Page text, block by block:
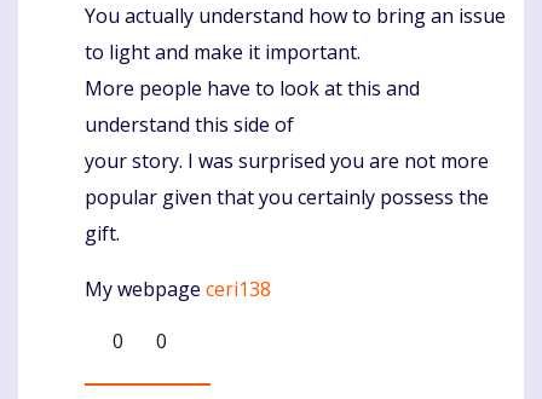
You actually understand how to bring an issue
to light and make it important.
More people have to look at this and
understand this side of
your story. I was surprised you are not more
popular given that you certainly possess the
gift.
My webpage ceri138
0
0